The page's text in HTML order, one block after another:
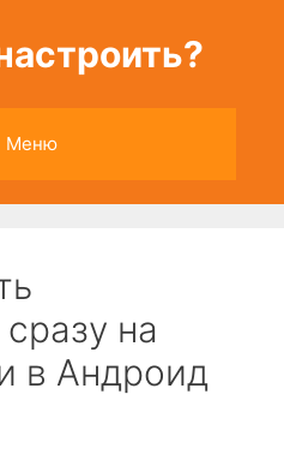
Меню
на
в Андроид